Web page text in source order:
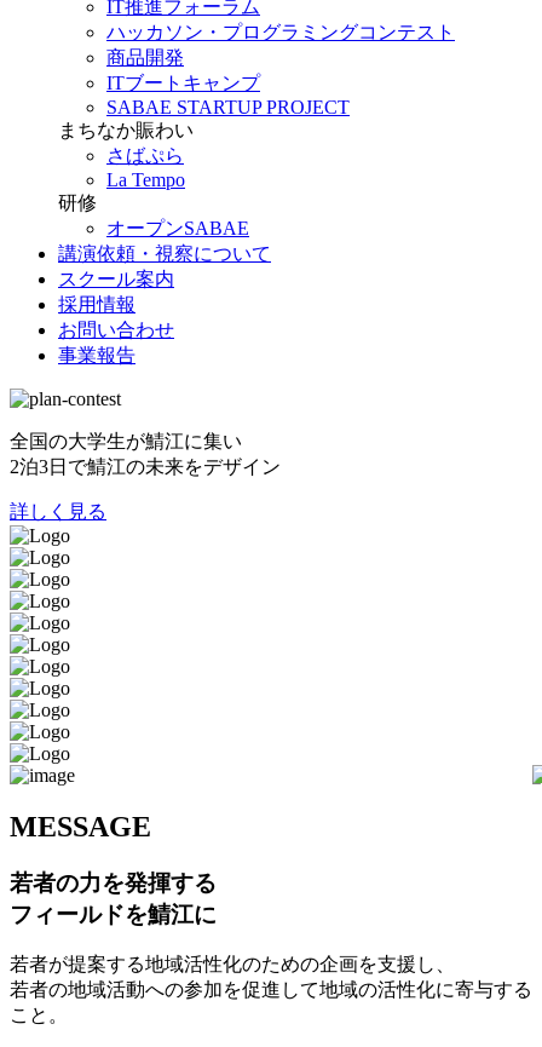
IT推進フォーラム
ハッカソン・プログラミングコンテスト
商品開発
ITブートキャンプ
SABAE STARTUP PROJECT
まちなか賑わい
さばぷら
La Tempo
研修
オープンSABAE
講演依頼・視察について
スクール案内
採用情報
お問い合わせ
事業報告
全国の大学生が鯖江に集い
2泊3日で鯖江の未来をデザイン
詳しく見る
MESSAGE
若者の力を発揮する
フィールドを鯖江に
若者が提案する地域活性化のための企画を支援し、
若者の地域活動への参加を促進して地域の活性化に寄与する
こと。